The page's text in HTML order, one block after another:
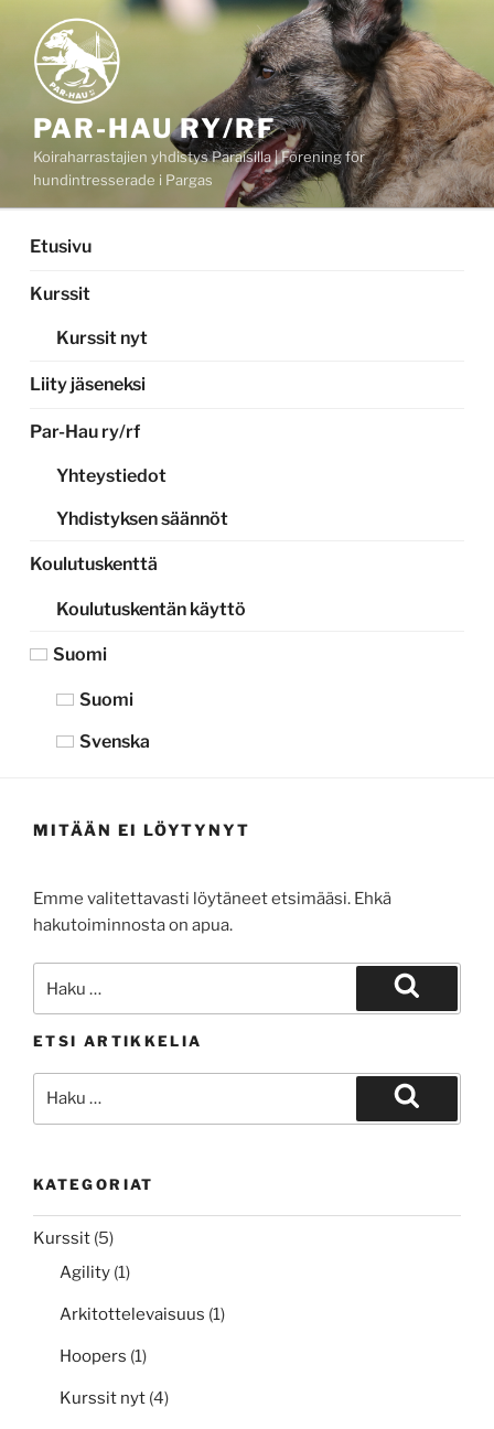
sisältöön
PAR-HAU RY/RF
Koiraharrastajien yhdistys Paraisilla | Förening för
hundintresserade i Pargas
Etusivu
Kurssit
Kurssit nyt
Liity jäseneksi
Par-Hau ry/rf
Yhteystiedot
Yhdistyksen säännöt
Koulutuskenttä
Koulutuskentän käyttö
Suomi
Suomi
Svenska
MITÄÄN EI LÖYTYNYT
Emme valitettavasti löytäneet etsimääsi. Ehkä
hakutoiminnosta on apua.
Haku
ETSI ARTIKKELIA
Haku
KATEGORIAT
Kurssit (5)
Agility (1)
Arkitottelevaisuus (1)
Hoopers (1)
Kurssit nyt (4)